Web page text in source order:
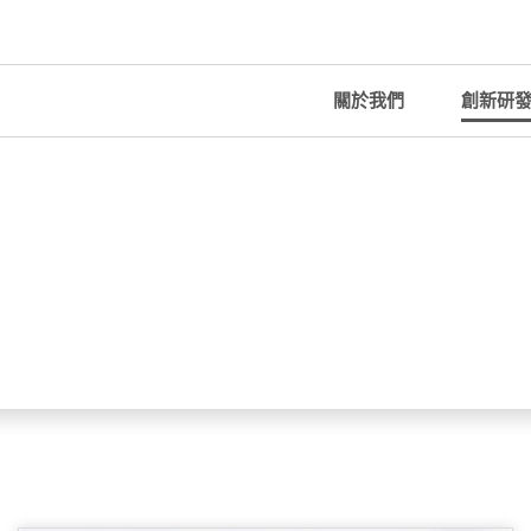
關於我們 創新研發